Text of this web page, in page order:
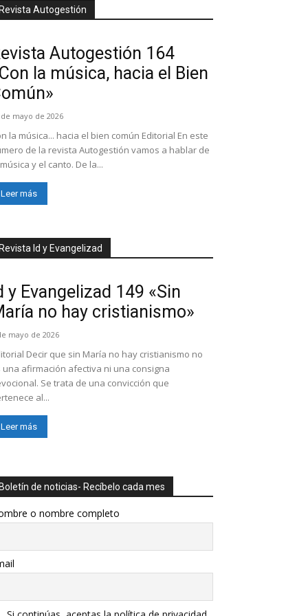
Revista Autogestión
Autogestión 164
la música, hacia el Bien
mayo de 2026
la música... hacia el bien común Editorial En este
de la revista Autogestión vamos a hablar de
y el canto. De la...
Leer más
Revista Id y Evangelizad
y Evangelizad 149 «Sin
no hay cristianismo»
mayo de 2026
Decir que sin María no hay cristianismo no
una afirmación afectiva ni una consigna
Se trata de una convicción que
al...
Leer más
Boletín de noticias- Recíbelo cada mes
o nombre completo